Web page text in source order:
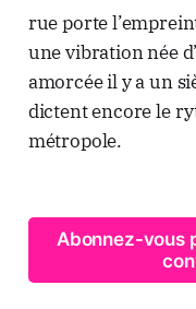
rue porte
une vibration née
amorcée il y a un
dictent encore le
métropole.
Abonnez-vous